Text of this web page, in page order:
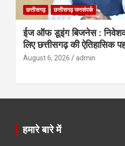
छत्तीसगढ़ छत्तीसगढ़ जनसंपर्क
ईज ऑफ डूइंग बिजनेस :
लिए छत्तीसगढ़ की ऐतिहासिक
August 6, 2026 admin
हमारे बारे में